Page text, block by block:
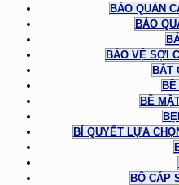
BẢO QUẢN
BẢO
BẢO VỆ SỢI
BẮT
BỀ
BỀ
BÍ QUYẾT LỰA
BỘ CÁP